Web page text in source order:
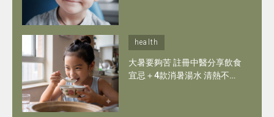
health
大暑要夠苦 註冊中醫分享飲食
宜忌＋4款消暑湯水 清熱不怕